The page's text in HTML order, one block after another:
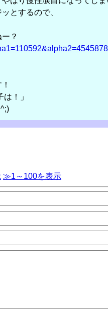
とするので、
？
！」
≫1～100を表示